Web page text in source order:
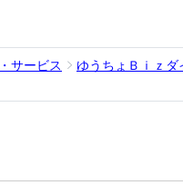
サービス
ゆうちょＢｉｚダ